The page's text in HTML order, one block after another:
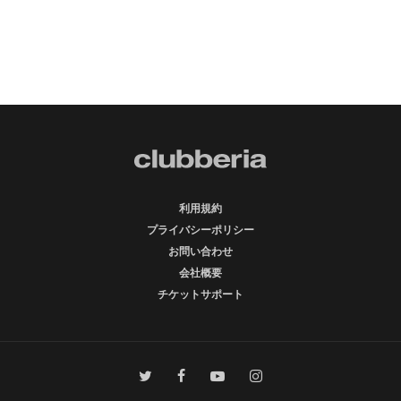
利用規約
プライバシーポリシー
お問い合わせ
会社概要
チケットサポート